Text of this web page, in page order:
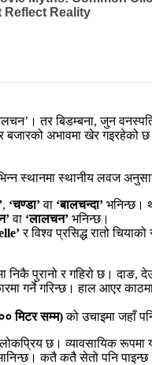
तर बिडम्बना, जुन
बजारको अभावमा खेर गइरहेको
स्थानमा स्थानीय लवज
, ‘चण्डा’वा ‘बालचन्दा’ भनिन्छ।
वा ‘लालचन’ भनिन्छ।
र विश्व प्रसिद्ध रातो
निकै पुरानो र गहिरो छ। दाङ,
गर्ने गरिन्छ। हाल आएर
मिटर सम्म)को उचाइमा जहाँ
छ। व्यावसायिक रूपमा
कतै कतै सेतो पनि